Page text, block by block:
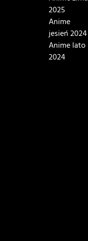
2025
Anime
jesień 2024
Anime lato
2024